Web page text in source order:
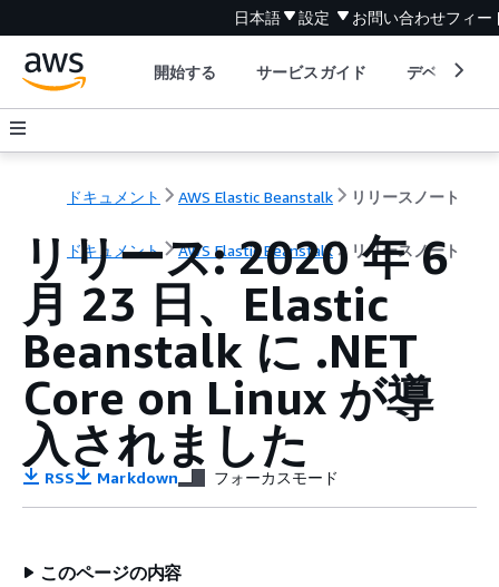
日本語 設定 お問い合わせフィー
開始する サービスガイド デベロッパ
ドキュメント AWS Elastic Beanstalk リリースノート
ドキュメント AWS Elastic Beanstalk リリースノート
リリース: 2020 年 6
月 23 日、Elastic
Beanstalk に .NET
Core on Linux が導
入されました
RSS Markdown フォーカスモード
このページの内容